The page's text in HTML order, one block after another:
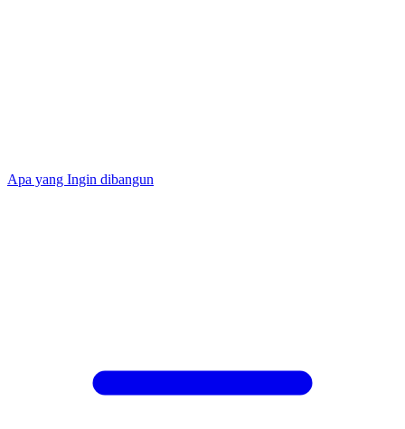
Apa yang Ingin dibangun